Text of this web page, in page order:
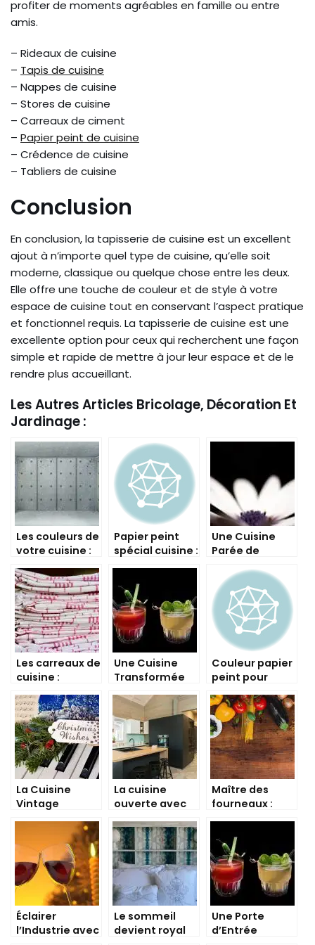
profiter de moments agréables en famille ou entre
amis.
– Rideaux de cuisine
– Tapis de cuisine
– Nappes de cuisine
– Stores de cuisine
– Carreaux de ciment
– Papier peint de cuisine
– Crédence de cuisine
– Tabliers de cuisine
Conclusion
En conclusion, la tapisserie de cuisine est un excellent
ajout à n’importe quel type de cuisine, qu’elle soit
moderne, classique ou quelque chose entre les deux.
Elle offre une touche de couleur et de style à votre
espace de cuisine tout en conservant l’aspect pratique
et fonctionnel requis. La tapisserie de cuisine est une
excellente option pour ceux qui recherchent une façon
simple et rapide de mettre à jour leur espace et de le
rendre plus accueillant.
Les Autres Articles Bricolage, Décoration Et
Jardinage :
Les couleurs de
votre cuisine :
intérieur avec
la tapisserie !
Papier peint
spécial cuisine :
Une Cuisine
Parée de
Peints :
Apportez de
l’Eclat à Votre
Intérieur !
Les carreaux de
cuisine :
modernité !
Une Cuisine
Transformée
Peint
Éblouissant !
Couleur papier
peint pour
La Cuisine
Vintage
Force avec des
Papiers Peints
Élégants et
Intemporels
La cuisine
ouverte avec
la classe !
Maître des
fourneaux :
un art !
Éclairer
l’Industrie avec
Le sommeil
devient royal
Une Porte
d’Entrée